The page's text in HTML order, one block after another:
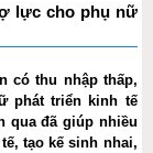
lực cho phụ nữ
có thu nhập thấp,
phát triển kinh tế
qua đã giúp nhiều
tạo kế sinh nhai,